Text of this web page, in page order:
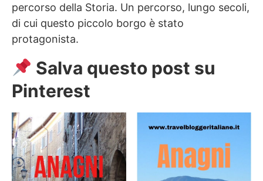
percorso della Storia. Un percorso, lungo secoli,
di cui questo piccolo borgo è stato
protagonista.
Salva questo post su
Pinterest